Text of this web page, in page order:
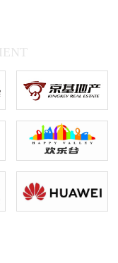
与美观度信…